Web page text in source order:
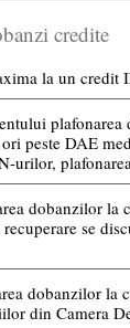
credite
la un credit
peste DAE
urilor,
dobanzilor la
se
dobanzilor la
din Camera